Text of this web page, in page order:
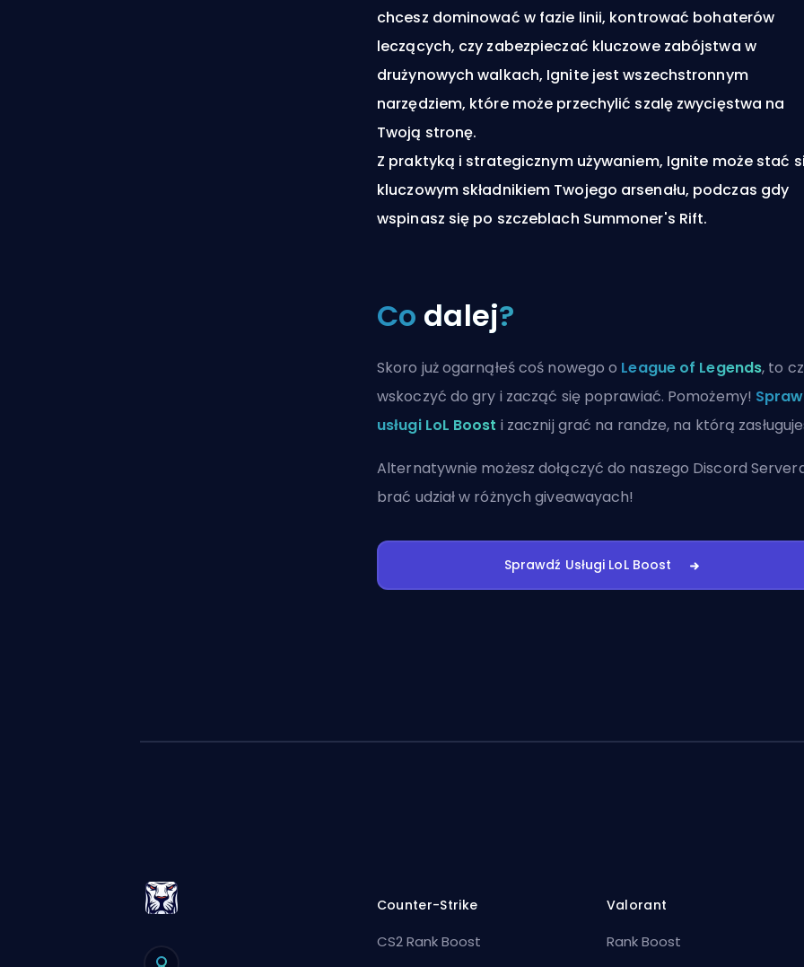
chcesz dominować w fazie linii, kontrować bohaterów
leczących, czy zabezpieczać kluczowe zabójstwa w
drużynowych walkach, Ignite jest wszechstronnym
narzędziem, które może przechylić szalę zwycięstwa na
Twoją stronę.
Z praktyką i strategicznym używaniem, Ignite może stać
kluczowym składnikiem Twojego arsenału, podczas gdy
wspinasz się po szczeblach Summoner's Rift.
Co dalej?
Skoro już ogarnąłeś coś nowego o League of Legends, to
wskoczyć do gry i zacząć się poprawiać. Pomożemy!
usługi LoL Boost i zacznij grać na randze, na którą
Alternatywnie możeszdołączyć do naszego Discord
brać udział w różnych giveawayach!
Sprawdź Usługi LoL Boost
Counter-Strike
CS2 Rank Boost
Valorant
Rank Boost